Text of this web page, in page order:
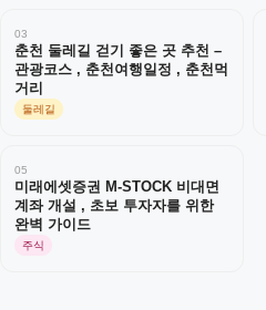
03
춘천 둘레길 걷기 좋은 곳 추천 –
관광코스 , 춘천여행일정 , 춘천먹
거리
둘레길
05
미래에셋증권 M-STOCK 비대면
계좌 개설 , 초보 투자자를 위한
완벽 가이드
주식